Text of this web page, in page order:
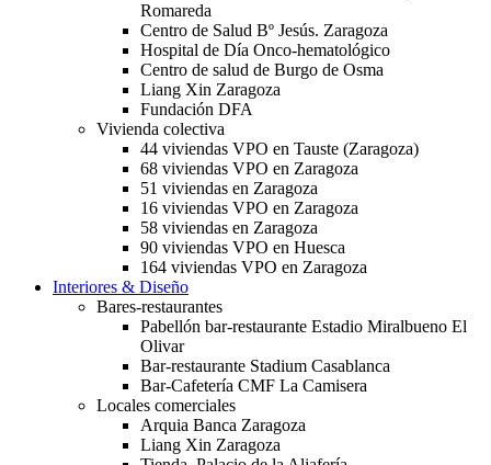
Romareda
Centro de Salud Bº Jesús. Zaragoza
Hospital de Día Onco-hematológico
Centro de salud de Burgo de Osma
Liang Xin Zaragoza
Fundación DFA
Vivienda colectiva
44 viviendas VPO en Tauste (Zaragoza)
68 viviendas VPO en Zaragoza
51 viviendas en Zaragoza
16 viviendas VPO en Zaragoza
58 viviendas en Zaragoza
90 viviendas VPO en Huesca
164 viviendas VPO en Zaragoza
Interiores & Diseño
Bares-restaurantes
Pabellón bar-restaurante Estadio Miralbueno El
Olivar
Bar-restaurante Stadium Casablanca
Bar-Cafetería CMF La Camisera
Locales comerciales
Arquia Banca Zaragoza
Liang Xin Zaragoza